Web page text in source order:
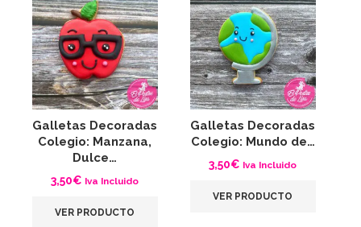
Galletas Decoradas
Colegio: Manzana,
Dulce…
3,50€ Iva Incluido
VER PRODUCTO
Galletas Decoradas
Colegio: Mundo de…
3,50€ Iva Incluido
VER PRODUCTO